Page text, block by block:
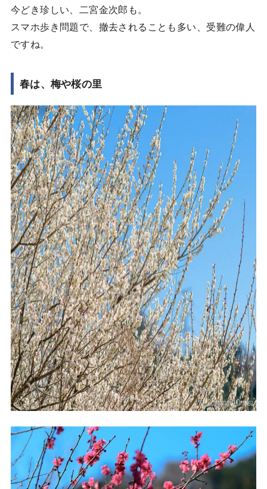
今どき珍しい、二宮金次郎も。
スマホ歩き問題で、撤去されることも多い、受難の偉人
ですね。
春は、梅や桜の里